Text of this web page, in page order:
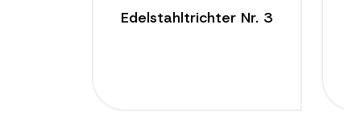
Edelstahltrichter Nr. 3